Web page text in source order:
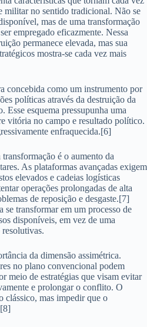
militar no sentido tradicional. Não se
mas de uma transformação
empregado eficazmente. Nessa
permanece elevada, mas sua
mostra-se cada vez mais
concebida como um instrumento por
políticas através da destruição da
Esse esquema pressupunha uma
vitória no campo e resultado político.
enfraquecida.[6]
é o aumento da
As plataformas avançadas exigem
elevados e cadeias logísticas
operações prolongadas de alta
de reposição e desgaste.[7]
se transformar em um processo de
disponíveis, em vez de uma
resolutivas.
da dimensão assimétrica.
no plano convencional podem
meio de estratégias que visam evitar
e prolongar o conflito. O
clássico, mas impedir que o